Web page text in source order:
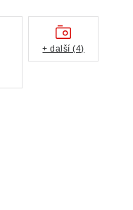
+ další (4)